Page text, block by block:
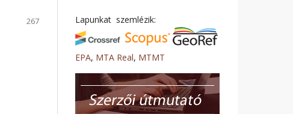
267
Lapunkat szemlézik:
EPA, MTA Real, MTMT